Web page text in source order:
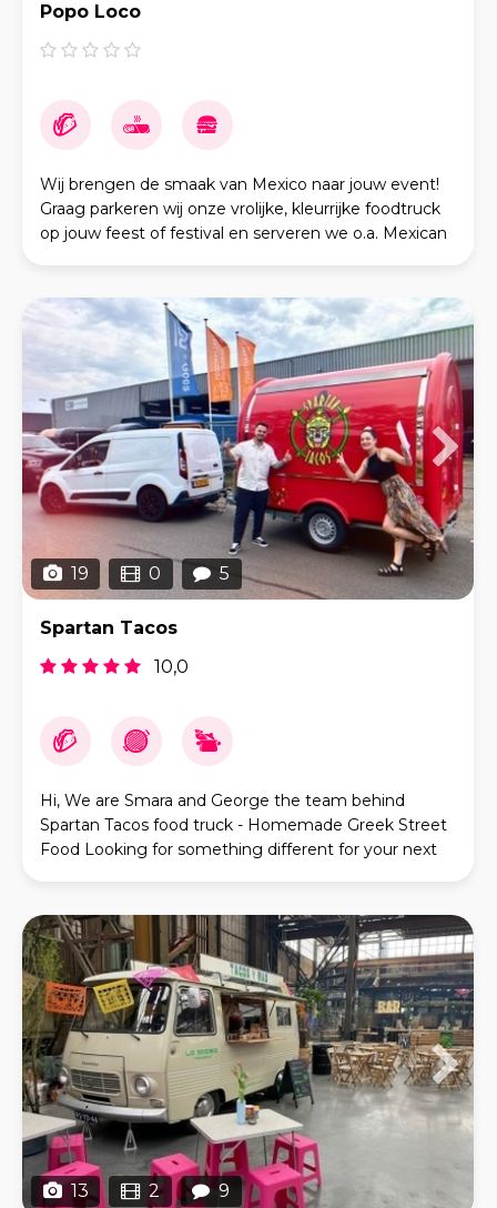
Popo Loco
Wij brengen de smaak van Mexico naar jouw event!
Graag parkeren wij onze vrolijke, kleurrijke foodtruck
op jouw feest of festival en serveren we o.a. Mexican
19 0 5
Spartan Tacos
10,0
Hi, We are Smara and George the team behind
Spartan Tacos food truck - Homemade Greek Street
Food Looking for something different for your next
13 2 9